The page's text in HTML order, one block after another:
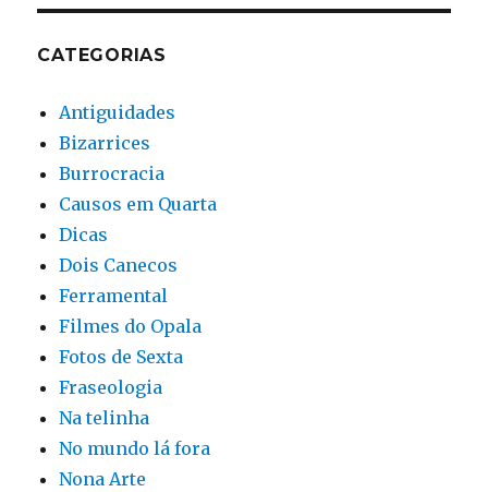
CATEGORIAS
Antiguidades
Bizarrices
Burrocracia
Causos em Quarta
Dicas
Dois Canecos
Ferramental
Filmes do Opala
Fotos de Sexta
Fraseologia
Na telinha
No mundo lá fora
Nona Arte